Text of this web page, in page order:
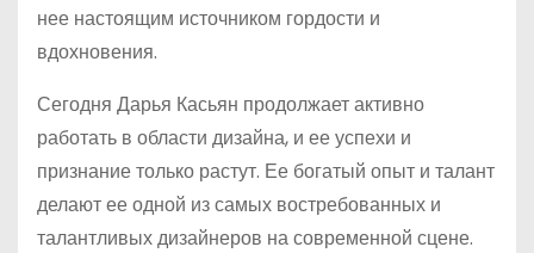
нее настоящим источником гордости и
вдохновения.
Сегодня Дарья Касьян продолжает активно
работать в области дизайна, и ее успехи и
признание только растут. Ее богатый опыт и талант
делают ее одной из самых востребованных и
талантливых дизайнеров на современной сцене.